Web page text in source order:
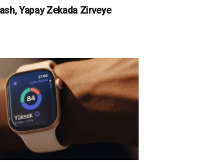
Yapay Zekada Zirveye